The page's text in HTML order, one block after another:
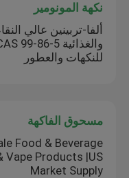
نكهة المونومير
ألفا-تربينين عالي
للنكهات والعطور
مسحوق الفاكهة
Food & Beverage
Vape Products |US
Market Supply